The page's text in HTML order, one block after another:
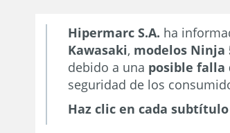
Hipermarc S.A. ha
Kawasaki, modelos Ninja
debido a una posible falla
seguridad de los
Haz clic en cada